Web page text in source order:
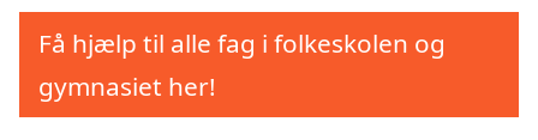
Få hjælp til alle fag i folkeskolen og
gymnasiet her!